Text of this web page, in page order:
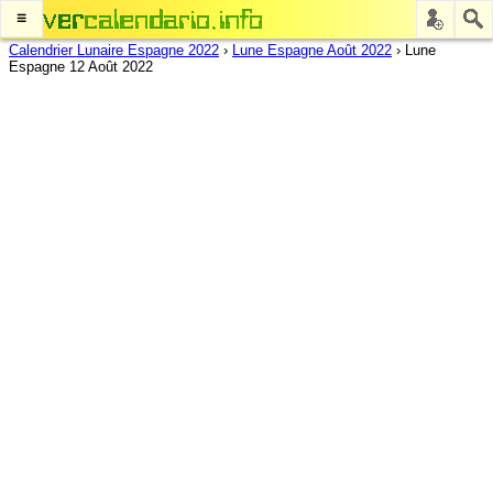
≡
Calendrier Lunaire Espagne 2022 › Lune Espagne Août 2022 › Lune
Espagne 12 Août 2022